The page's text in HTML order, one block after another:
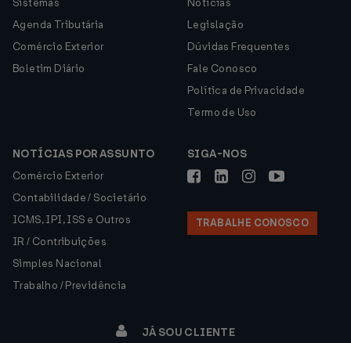
Sistemas
Agenda Tributária
Comércio Exterior
Boletim Diário
Notícias
Legislação
Dúvidas Frequentes
Fale Conosco
Política de Privacidade
Termo de Uso
NOTÍCIAS POR ASSUNTO
Comércio Exterior
Contabilidade / Societário
ICMS, IPI, ISS e Outros
IR / Contribuições
Simples Nacional
Trabalho / Previdência
SIGA-NOS
TRABALHE CONOSCO
JÁ SOU CLIENTE